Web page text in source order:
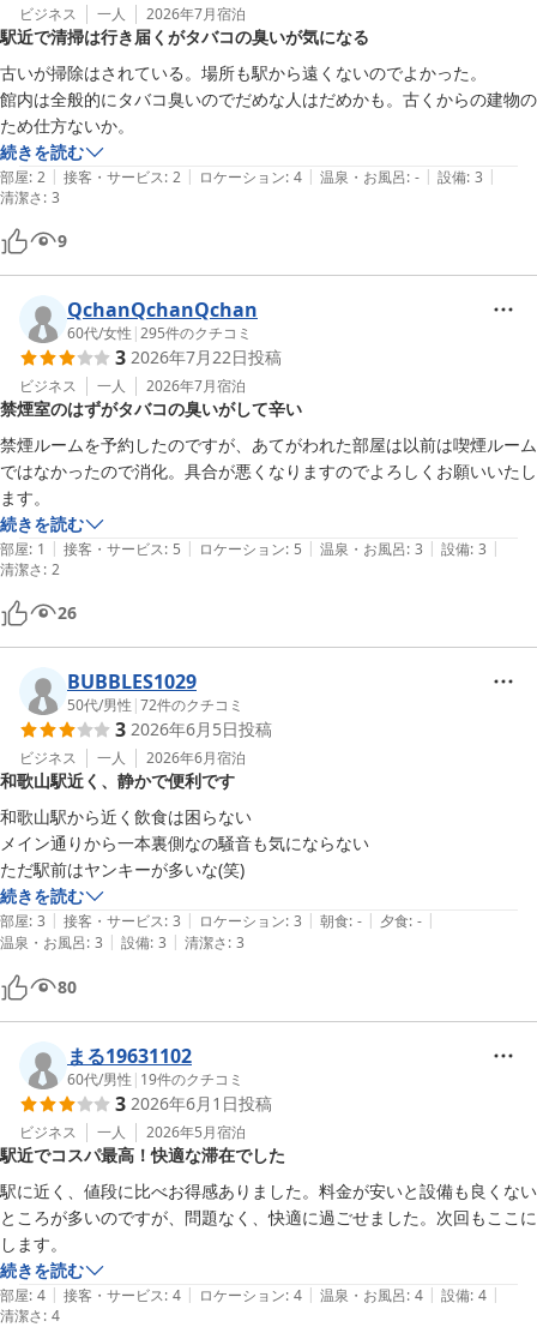
ビジネス 一人 2026年7月宿泊
駅近で清掃は行き届くがタバコの臭いが気になる
古いが掃除はされている。場所も駅から遠くないのでよかった。
館内は全般的にタバコ臭いのでだめな人はだめかも。古くからの建物の
ため仕方ないか。
続きを読む
部屋: 2 | 接客・サービス: 2 | ロケーション: 4 | 温泉・お風呂: - | 設備: 3 |
清潔さ: 3
9
QchanQchanQchan
60代/女性 |295件のクチコミ
3 2026年7月22日投稿
ビジネス 一人 2026年7月宿泊
禁煙室のはずがタバコの臭いがして辛い
禁煙ルームを予約したのですが、あてがわれた部屋は以前は喫煙ルーム
ではなかったので消化。具合が悪くなりますのでよろしくお願いいたし
ます。
続きを読む
部屋: 1 | 接客・サービス: 5 | ロケーション: 5 | 温泉・お風呂: 3 | 設備: 3 |
清潔さ: 2
26
BUBBLES1029
50代/男性 |72件のクチコミ
3 2026年6月5日投稿
ビジネス 一人 2026年6月宿泊
和歌山駅近く、静かで便利です
和歌山駅から近く飲食は困らない
メイン通りから一本裏側なの騒音も気にならない
ただ駅前はヤンキーが多いな(笑)
続きを読む
部屋: 3 | 接客・サービス: 3 | ロケーション: 3 | 朝食: - | 夕食: - |
温泉・お風呂: 3 | 設備: 3 | 清潔さ: 3
80
まる19631102
60代/男性 | 19件のクチコミ
3 2026年6月1日投稿
ビジネス 一人 2026年5月宿泊
駅近でコスパ最高！快適な滞在でした
駅に近く、値段に比べお得感ありました。料金が安いと設備も良くない
ところが多いのですが、問題なく、快適に過ごせました。次回もここに
します。
続きを読む
部屋: 4 | 接客・サービス: 4 | ロケーション: 4 | 温泉・お風呂: 4 | 設備: 4 |
清潔さ: 4